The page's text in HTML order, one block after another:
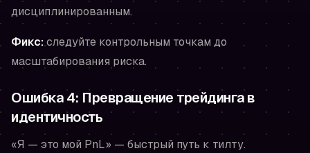
дисциплинированным.
Фикс:следуйте контрольным точкам до
масштабирования риска.
Ошибка 4: Превращение трейдинга в
идентичность
«Я — это мой PnL» — быстрый путь к тилту.